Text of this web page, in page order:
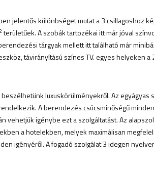
jelentős különbséget mutat a 3 csillagoshoz
területűek. A szobák tartozékai itt már jóval
tárgyak mellett itt található már
távirányítású színes TV. egyes helyeken
luxuskörülményekről. Az egyágyas
A berendezés csúcsminőségű
vehetjük igénybe ezt a szolgáltatást. Az
a hotelekben, melyek maximálisan
igényéről. A fogadó szolgálat 3 idegen